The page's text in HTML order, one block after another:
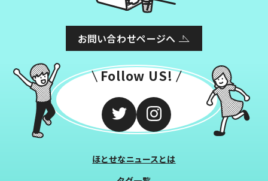
お問い合わせページへ
Follow US!
ほとせなニュースとは